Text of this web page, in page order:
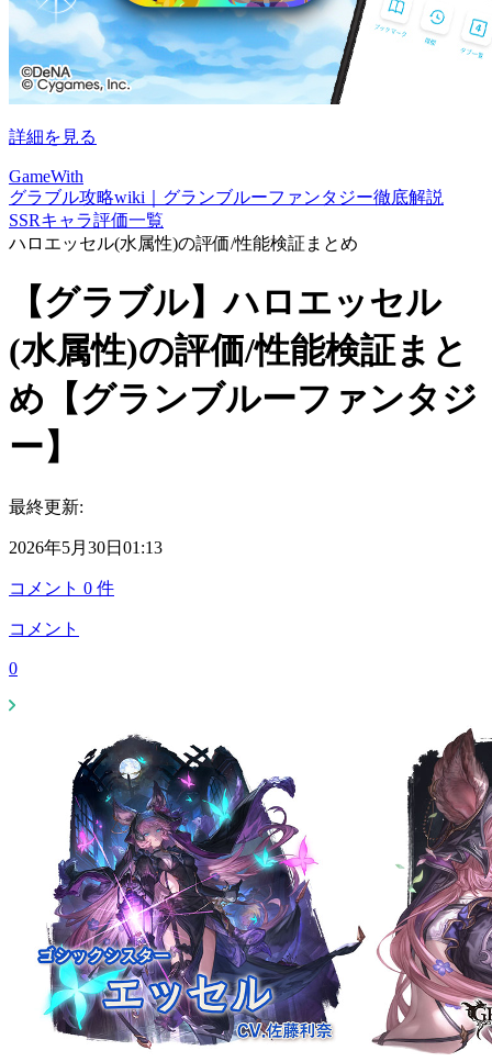
詳細を見る
GameWith
グラブル攻略wiki｜グランブルーファンタジー徹底解説
SSRキャラ評価一覧
ハロエッセル(水属性)の評価/性能検証まとめ
【グラブル】ハロエッセル
(水属性)の評価/性能検証まと
め【グランブルーファンタジ
ー】
最終更新:
2026年5月30日01:13
コメント 0 件
コメント
0